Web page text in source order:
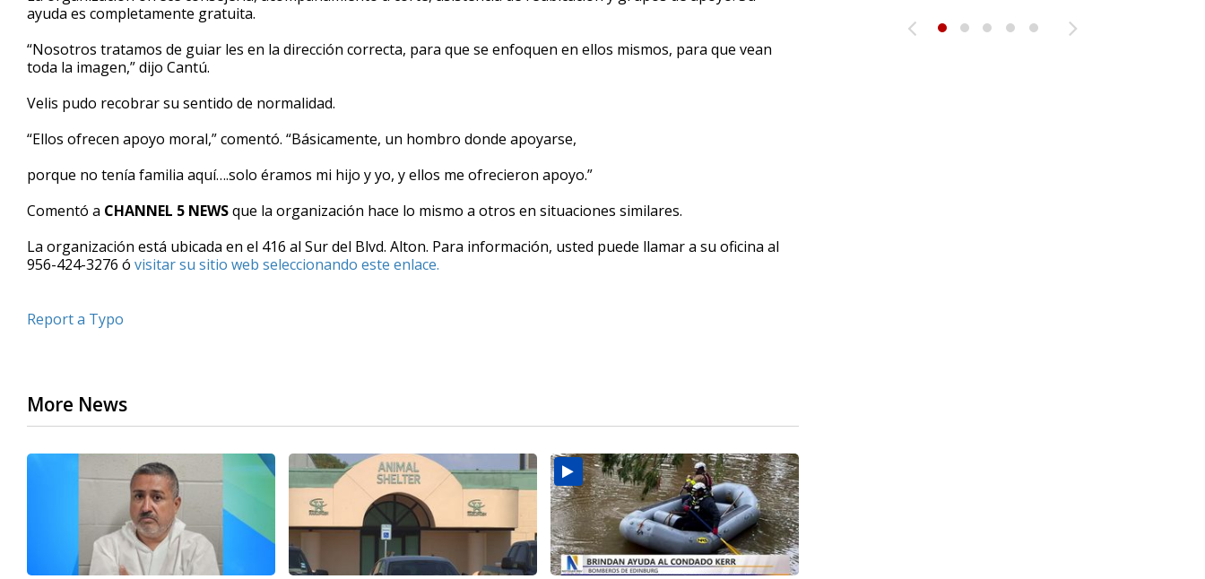
ayuda es completamente gratuita.
“Nosotros tratamos de guiar les en la dirección correcta, para que se enfoquen en ellos mismos, para que vean
toda la imagen,” dijo Cantú.
Velis pudo recobrar su sentido de normalidad.
“Ellos ofrecen apoyo moral,” comentó. “Básicamente, un hombro donde apoyarse,
porque no tenía familia aquí….solo éramos mi hijo y yo, y ellos me ofrecieron apoyo.”
Comentó a CHANNEL 5 NEWSque la organización hace lo mismo a otros en situaciones similares.
La organización está ubicada en el 416 al Sur del Blvd. Alton. Para información, usted puede llamar a su oficina al
956-424-3276 ó visitar su sitio web seleccionando este enlace.
Report a Typo
More News